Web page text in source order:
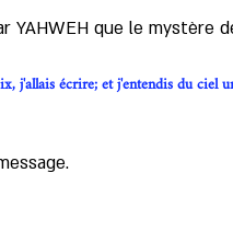
que le mystère
j'allais écrire; et j'entendis du